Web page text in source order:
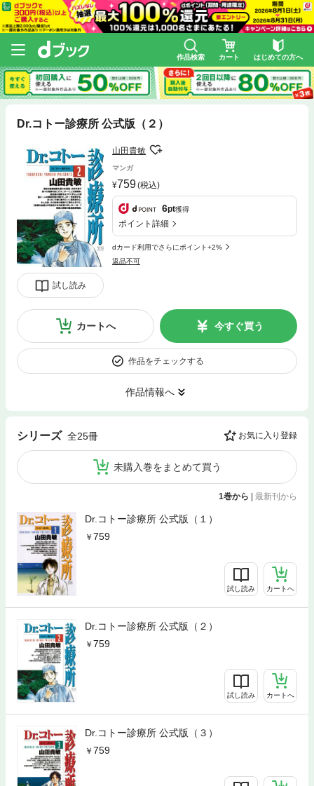
作品検索 カート はじめての方へ
Dr.コトー診療所 公式版（２）
試し読み
山田貴敏
マンガ
759(税込)
6pt獲得
ポイント詳細
dカード利用でさらにポイント+2%
返品不可
カートへ 今すぐ買う
作品をチェックする
作品情報へ
シリーズ 全25冊 お気に入り登録
未購入巻をまとめて買う
1巻から | 最新刊から
Dr.コトー診療所 公式版（１）
759
試し読み カートへ
Dr.コトー診療所 公式版（２）
759
試し読み カートへ
Dr.コトー診療所 公式版（３）
759